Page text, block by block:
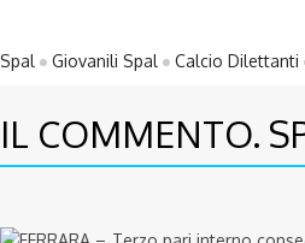
Spal Giovanili Spal Calcio Dilettanti
IL COMMENTO.